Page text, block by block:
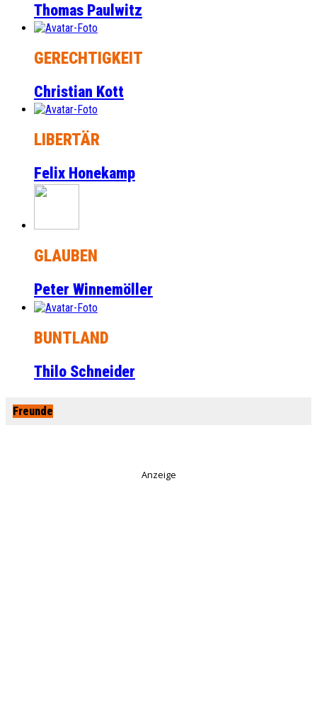
Thomas Paulwitz
GERECHTIGKEIT
Christian Kott
LIBERTÄR
Felix Honekamp
GLAUBEN
Peter Winnemöller
BUNTLAND
Thilo Schneider
Freunde
Anzeige